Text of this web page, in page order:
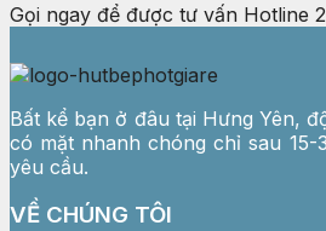
Gọi ngay để được tư vấn Hotline
Bất kể bạn ở đâu tại Hưng Yên,
có mặt nhanh chóng chỉ sau
yêu cầu.
VỀ CHÚNG TÔI